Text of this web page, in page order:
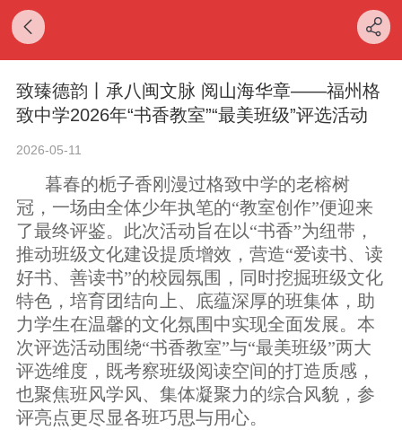
致臻德韵丨承八闽文脉 阅山海华章——福州格
致中学2026年“书香教室”“最美班级”评选活动
2026-05-11
暮春的栀子香刚漫过格致中学的老榕树
冠，一场由全体少年执笔的“教室创作”便迎来
了最终评鉴。 此次活动旨在以“书香”为纽带，
推动班级文化建设提质增效，营造“爱读书、读
好书、善读书”的校园氛围，同时挖掘班级文化
特色，培育团结向上、底蕴深厚的班集体，助
力学生在温馨的文化氛围中实现全面发展。本
次评选活动围绕“书香教室”与“最美班级”两大
评选维度，既考察班级阅读空间的打造质感，
也聚焦班风学风、集体凝聚力的综合风貌，参
评亮点更尽显各班巧思与用心。